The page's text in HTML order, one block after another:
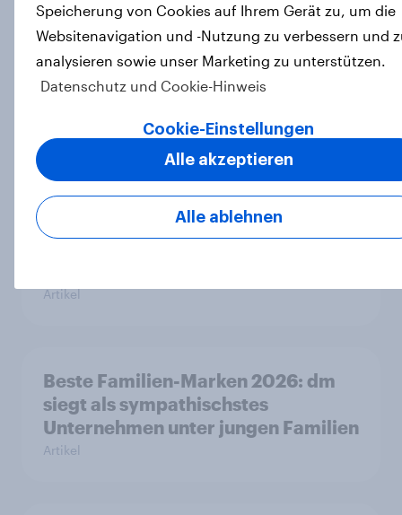
Nur Eigenmarken gewinnen hinzu:
Im Markt für Wasch- und
an Strahlkraft
Artikel
Beste Familien-Marken 2026: dm
siegt als sympathischstes
Unternehmen unter jungen Familien
Artikel
Speicherung von Cookies auf Ihrem Gerät zu, um die
Websitenavigation und -Nutzung zu verbessern und
analysieren sowie unser Marketing zu unterstützen.
Datenschutz und Cookie-Hinweis
Cookie-Einstellungen
Alle ablehnen
Alle akzeptieren